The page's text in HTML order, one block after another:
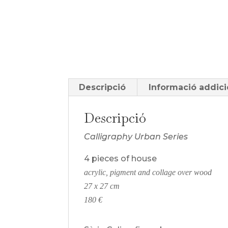
Descripció Informació
Descripció
Calligraphy Urban Series
4 pieces of house
acrylic, pigment and collage over wood
27 x 27 cm
180 €